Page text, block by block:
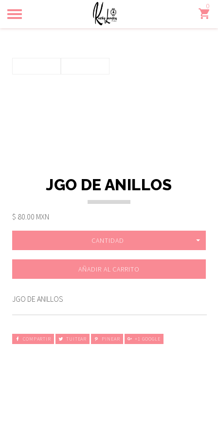
Toggle
navigation
0
JGO DE ANILLOS
$ 80.00 MXN
CANTIDAD
AÑADIR AL CARRITO
JGO DE ANILLOS
COMPARTIR TUITEAR PINEAR +1 GOOGLE